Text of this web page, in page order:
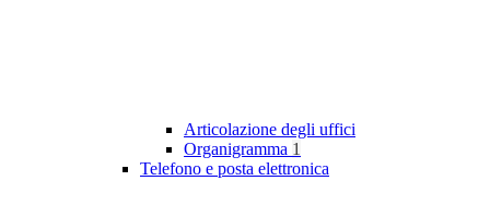
Articolazione degli uffici
Organigramma 1
Telefono e posta elettronica